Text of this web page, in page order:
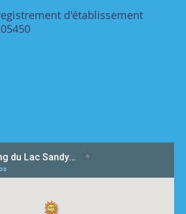
d'établissement